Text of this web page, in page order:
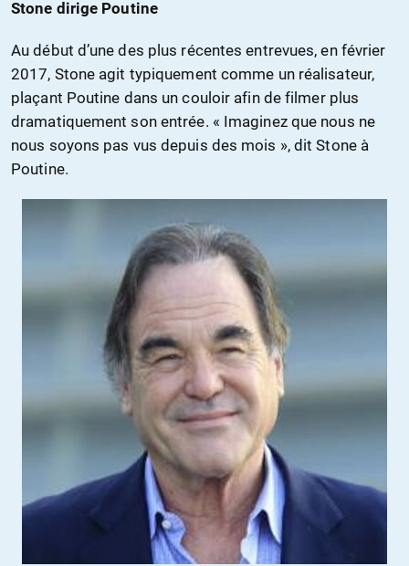
Stone dirige Poutine
Au début d’une des plus récentes entrevues, en février
2017, Stone agit typiquement comme un réalisateur,
plaçant Poutine dans un couloir afin de filmer plus
dramatiquement son entrée. « Imaginez que nous ne
nous soyons pas vus depuis des mois », dit Stone à
Poutine.